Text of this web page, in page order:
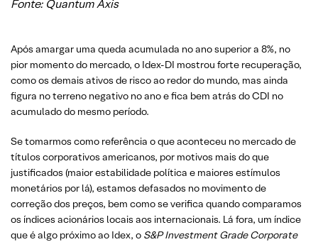
Fonte: Quantum Axis
Após amargar uma queda acumulada no ano superior a 8%, no
pior momento do mercado, o Idex-DI mostrou forte recuperação,
como os demais ativos de risco ao redor do mundo, mas ainda
figura no terreno negativo no ano e fica bem atrás do CDI no
acumulado do mesmo período.
Se tomarmos como referência o que aconteceu no mercado de
títulos corporativos americanos, por motivos mais do que
justificados (maior estabilidade política e maiores estímulos
monetários por lá), estamos defasados no movimento de
correção dos preços, bem como se verifica quando comparamos
os índices acionários locais aos internacionais. Lá fora, um índice
que é algo próximo ao Idex, o S&P Investment Grade Corporate